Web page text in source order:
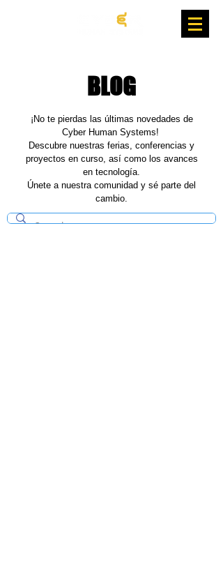
BLOG
¡No te pierdas las últimas novedades de
Cyber Human Systems!
Descubre nuestras ferias, conferencias y
proyectos en curso, así como los avances
en tecnología.
Únete a nuestra comunidad y sé parte del
cambio.